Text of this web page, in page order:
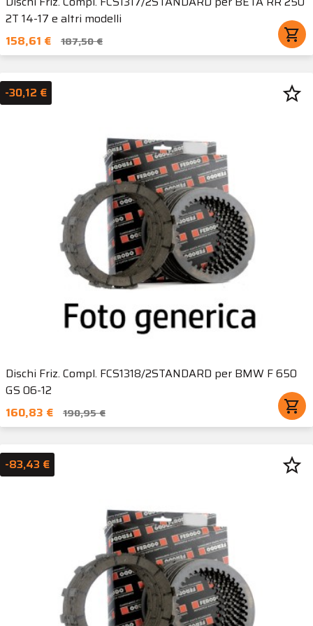
2T 14-17 e altri modelli
158,61 €
187,50 € shopping_cart
Dischi Friz. Compl. FCS1318/2STANDARD per BMW F 650
GS 06-12
160,83 €
190,95 € shopping_cart
-30,12 € star_border
-83,43 € star_border